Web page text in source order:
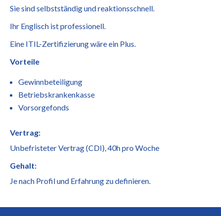
Sie sind selbstständig und reaktionsschnell.
Ihr Englisch ist professionell.
Eine ITIL-Zertifizierung wäre ein Plus.
Vorteile
Gewinnbeteiligung
Betriebskrankenkasse
Vorsorgefonds
Vertrag:
Unbefristeter Vertrag (CDI), 40h pro Woche
Gehalt:
Je nach Profil und Erfahrung zu definieren.